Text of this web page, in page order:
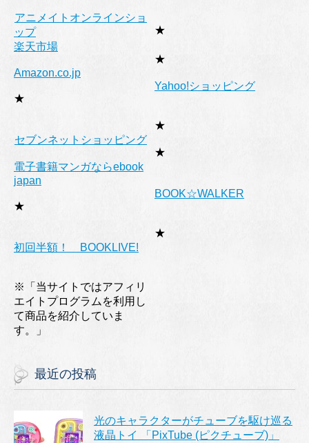
アニメイトオンラインショ
ップ
★
楽天市場
★
Amazon.co.jp
★
Yahoo!ショッピング
★
セブンネットショッピング
★
電子書籍マンガならebook
japan
★
BOOK☆WALKER
★
初回半額！ BOOKLIVE!
※「当サイトではアフィリ
エイトプログラムを利用し
て商品を紹介していま
す。」
最近の投稿
光のキャラクターがチューブを駆け巡る
液晶トイ 「PixTube (ピクチューブ)」